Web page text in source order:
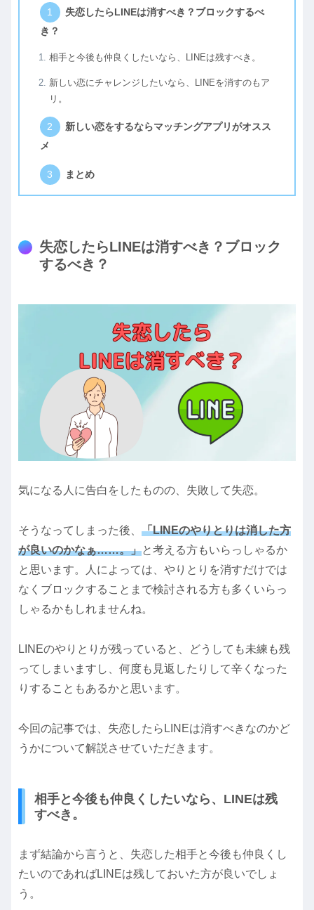
失恋したらLINEは消すべき？ブロックするべ
き？
相手と今後も仲良くしたいなら、LINEは残すべき。
新しい恋にチャレンジしたいなら、LINEを消すのもア
リ。
新しい恋をするならマッチングアプリがオスス
メ
まとめ
失恋したらLINEは消すべき？ブロック
するべき？
気になる人に告白をしたものの、失敗して失恋。
そうなってしまった後、 「LINEのやりとりは消した方
が良いのかなぁ……。」と考える方もいらっしゃるか
と思います。人によっては、やりとりを消すだけでは
なくブロックすることまで検討される方も多くいらっ
しゃるかもしれませんね。
LINEのやりとりが残っていると、どうしても未練も残
ってしまいますし、何度も見返したりして辛くなった
りすることもあるかと思います。
今回の記事では、失恋したらLINEは消すべきなのかど
うかについて解説させていただきます。
相手と今後も仲良くしたいなら、LINEは残
すべき。
まず結論から言うと、失恋した相手と今後も仲良くし
たいのであればLINEは残しておいた方が良いでしょ
う。